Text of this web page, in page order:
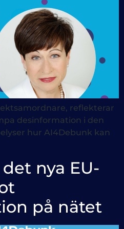
reflekterar
desinformation i den
hur AI4Debunk kan
nya EU-
på nätet